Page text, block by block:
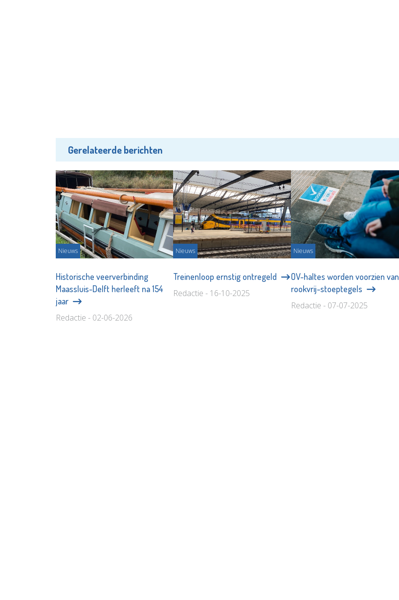
Gerelateerde berichten
Nieuws
Historische veerverbinding
Maassluis-Delft herleeft na 154
jaar
Redactie - 02-06-2026
Nieuws
Treinenloop ernstig ontregeld
Redactie - 16-10-2025
Nieuws
OV-haltes worden voorzien van
rookvrij-stoeptegels
Redactie - 07-07-2025